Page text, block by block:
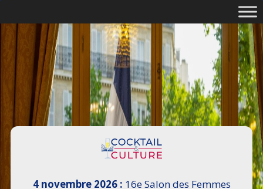
4 novembre 2026 : 16e Salon des Femmes